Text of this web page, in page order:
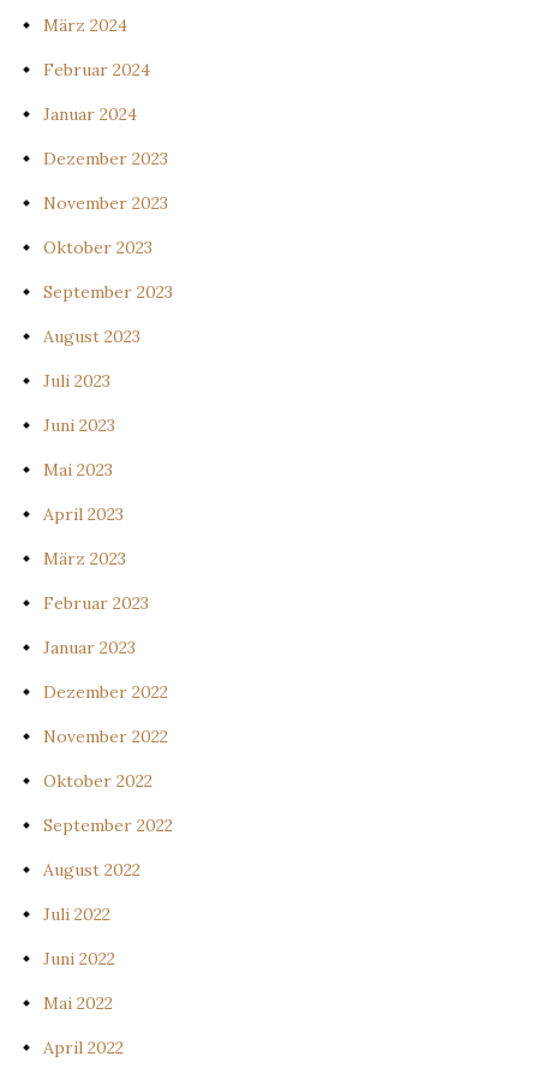
März 2024
Februar 2024
Januar 2024
Dezember 2023
November 2023
Oktober 2023
September 2023
August 2023
Juli 2023
Juni 2023
Mai 2023
April 2023
März 2023
Februar 2023
Januar 2023
Dezember 2022
November 2022
Oktober 2022
September 2022
August 2022
Juli 2022
Juni 2022
Mai 2022
April 2022